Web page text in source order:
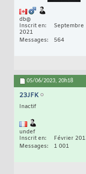
db@
Inscrit en
Septembre
2021
Messages
564
05/06/2023, 20h18
23JFK
Inactif
undef
Inscrit en
Février
Messages
1 001